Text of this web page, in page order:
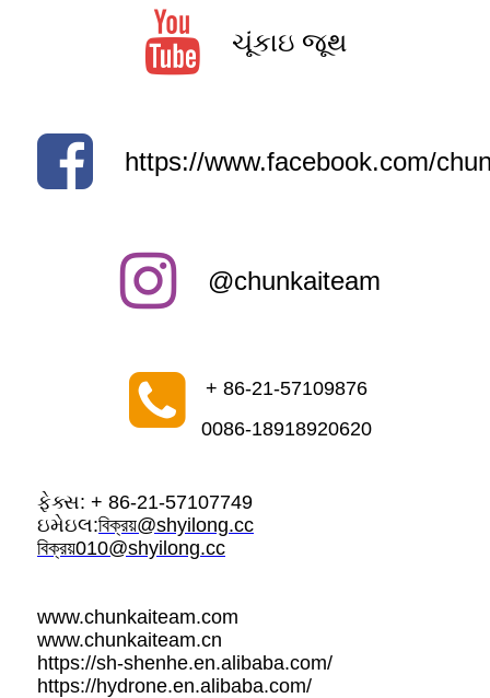
ચૂંકાઇ જૂથ
https://www.facebook.com/
@chunkaiteam
+ 86-21-57109876
0086-18918920620
ફેક્સ: + 86-21-57107749
ઇમેઇલ:বিক্রয়@shyilong.cc
বিক্রয়010@shyilong.cc
www.chunkaiteam.com
www.chunkaiteam.cn
https://sh-shenhe.en.alibaba.com/
https://hydrone.en.alibaba.com/